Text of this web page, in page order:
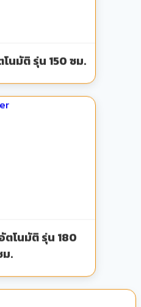
นมัติ รุ่น 150 ซม.
โนมัติ รุ่น 180
.